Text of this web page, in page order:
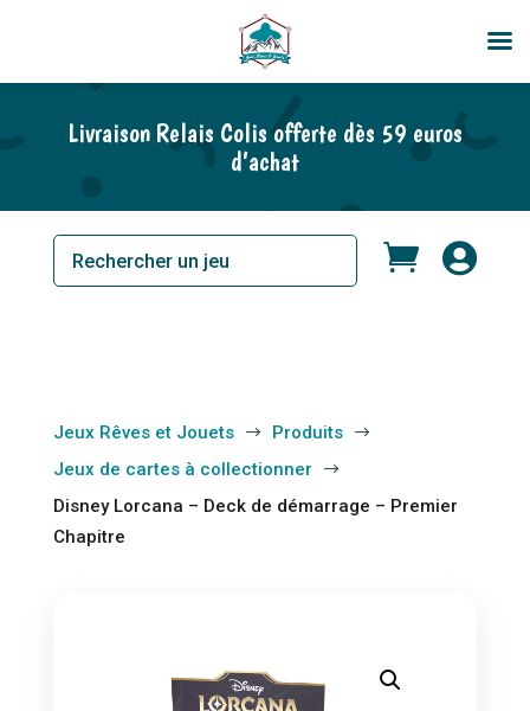
Livraison Relais Colis offerte dès 59 euros
d’achat
 
Jeux Rêves et Jouets $ Produits $
Jeux de cartes à collectionner $
Disney Lorcana – Deck de démarrage – Premier
Chapitre